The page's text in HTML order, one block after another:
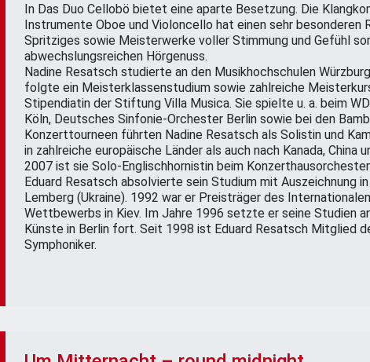
In Das Duo Cellobö bietet eine aparte Besetzung. Die
Instrumente Oboe und Violoncello hat einen sehr besonderen
Spritziges sowie Meisterwerke voller Stimmung und Gefühl
abwechslungsreichen Hörgenuss.
Nadine Resatsch studierte an den Musikhochschulen
folgte ein Meisterklassenstudium sowie zahlreiche
Stipendiatin der Stiftung Villa Musica. Sie spielte u. a. beim
Köln, Deutsches Sinfonie-Orchester Berlin sowie bei den
Konzerttourneen führten Nadine Resatsch als Solistin und
in zahlreiche europäische Länder als auch nach Kanada, China
2007 ist sie Solo-Englischhornistin beim
Eduard Resatsch absolvierte sein Studium mit Auszeichnung
Lemberg (Ukraine). 1992 war er Preisträger des
Wettbewerbs in Kiev. Im Jahre 1996 setzte er seine Studien
Künste in Berlin fort. Seit 1998 ist Eduard Resatsch Mitglied
Symphoniker.